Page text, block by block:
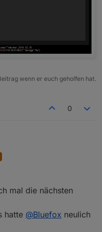
wenn er euch geholfen hat.
0
DP HTML löschen? Wird
mal die nächsten
hatte @Bluefox neulich